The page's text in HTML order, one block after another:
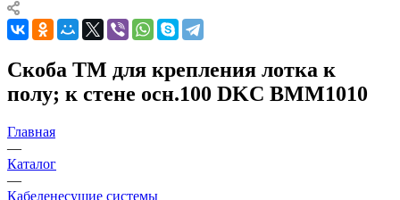
Скоба TM для крепления лотка к
полу; к стене осн.100 DKC BMM1010
Главная
—
Каталог
—
Кабеленесущие системы